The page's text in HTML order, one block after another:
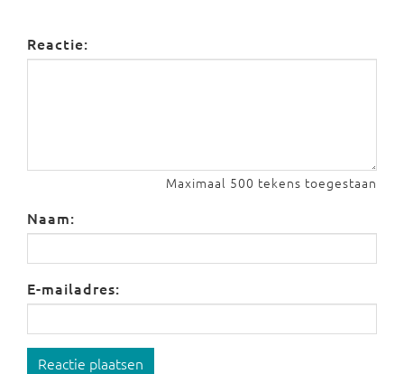
Reactie:
Maximaal 500 tekens toegestaan
Naam:
E-mailadres:
Reactie plaatsen